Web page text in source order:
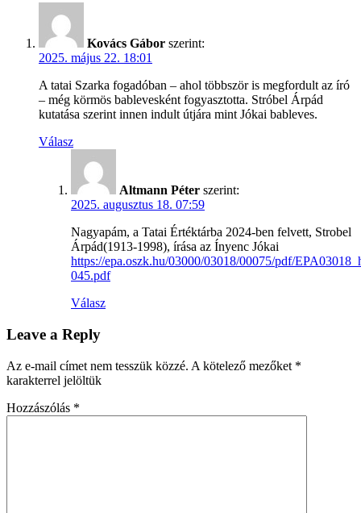
Kovács Gábor szerint:
2025. május 22. 18:01
A tatai Szarka fogadóban – ahol többször is megfordult az író
– még körmös bablevesként fogyasztotta. Stróbel Árpád
kutatása szerint innen indult útjára mint Jókai bableves.
Válasz
Altmann Péter szerint:
2025. augusztus 18. 07:59
Nagyapám, a Tatai Értéktárba 2024-ben felvett, Strobel
Árpád(1913-1998), írása az Ínyenc Jókai
https://epa.oszk.hu/03000/03018/00075/pdf/
045.pdf
Válasz
Leave a Reply
Az e-mail címet nem tesszük közzé. A kötelező mezőket *
karakterrel jelöltük
Hozzászólás *